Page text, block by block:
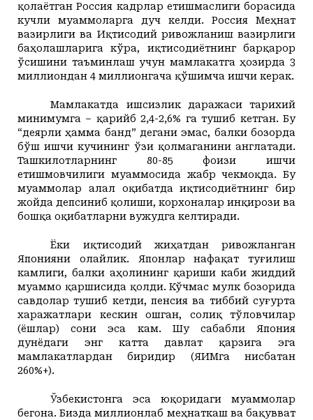
қолаётган Россия кадрлар етишмаслиги борасида
кучли муаммоларга дуч келди. Россия Меҳнат
вазирлиги ва Иқтисодий ривожланиш вазирлиги
баҳолашларига кўра, иқтисодиётнинг барқарор
ўсишини таъминлаш учун мамлакатга ҳозирда 3
миллиондан 4 миллионгача қўшимча ишчи керак.
Мамлакатда ишсизлик даражаси тарихий
минимумга – қарийб 2,4-2,6% га тушиб кетган. Бу
“деярли ҳамма банд” дегани эмас, балки бозорда
бўш ишчи кучининг ўзи қолмаганини англатади.
Ташкилотларнинг 80-85 фоизи ишчи
етишмовчилиги муаммосида жабр чекмоқда. Бу
муаммолар алал оқибатда иқтисодиётнинг бир
жойда депсиниб қолиши, корхоналар инқирози ва
бошқа оқибатларни вужудга келтиради.
Ёки иқтисодий жиҳатдан ривожланган
Японияни олайлик. Японлар нафақат туғилиш
камлиги, балки аҳолининг қариши каби жиддий
муаммо қаршисида қолди. Кўчмас мулк бозорида
савдолар тушиб кетди, пенсия ва тиббий суғурта
харажатлари кескин ошган, солиқ тўловчилар
(ёшлар) сони эса кам. Шу сабабли Япония
дунёдаги энг катта давлат қарзига эга
мамлакатлардан биридир (ЯИМга нисбатан
260%+).
Ўзбекистонга эса юқоридаги муаммолар
бегона. Бизда миллионлаб меҳнаткаш ва бақувват